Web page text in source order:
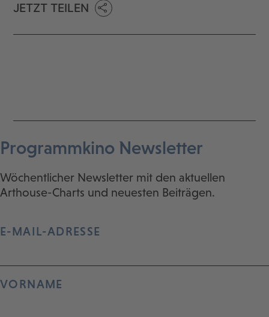
JETZT TEILEN
Programmkino Newsletter
Wöchentlicher Newsletter mit den aktuellen
Arthouse-Charts und neuesten Beiträgen.
E-MAIL-ADRESSE
VORNAME